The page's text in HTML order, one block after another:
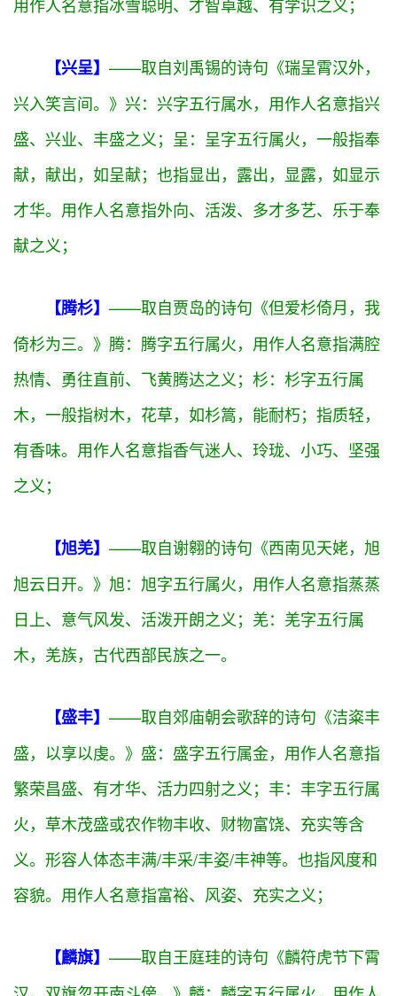
男宝缺火起什么名字 怎么取才能国学底蕴：取
【楷哲】 ——取自戴表元的诗句《金华文物府，
前哲余楷则。》 楷：楷字五行属木，用作人名意指兢
兢业业、以身作则、出类拔萃之义； 哲：哲字五行属
火 ，本义为聪明，有智慧。也指聪明、有才能的人。
用作人名意指冰雪聪明、才智卓越、有学识之义；
【兴呈】
——取自刘禹锡的诗句《瑞呈霄汉外，
兴入笑言间。》 兴：兴字五行属
，用作人名意指兴
盛、兴业、丰盛之义；呈：呈字五行属 火，一般指奉
献，献出，如呈献；也指显出，露出，显露，如显示
才华。用作人名意指外向、活泼、多才多艺、乐于奉
献之义；
【腾杉】
——取自贾岛的诗句《但爱杉倚月，我
倚杉为三。》 腾：腾字五行属 火
，用作人名意指满腔
热情、勇往直前、飞黄腾达之义；
杉：杉字五行属
木
，一般指树木，花草，如杉篙，能耐朽；指质轻，
之义；
【旭羌】 ——取自谢翱的诗句《西南见天姥，旭
旭云日开。》 旭：旭字五行属 火，用作人名意指蒸蒸
日上、意气风发、活泼开朗之义； 羌：羌字五行属
木，羌族，古代西部民族之一。
【盛丰】
——取自郊庙朝会歌辞的诗句《洁粢丰
盛，以享以虔。》 盛：盛字五行属金，用作人名意指